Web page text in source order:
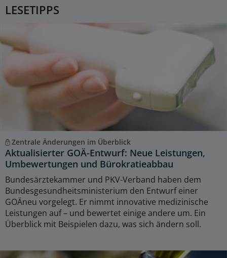
LESETIPPS
Zentrale Änderungen im Überblick
Aktualisierter GOÄ-Entwurf: Neue Leistungen,
Umbewertungen und Bürokratieabbau
Bundesärztekammer und PKV-Verband haben dem
Bundesgesundheitsministerium den Entwurf einer
GOÄneu vorgelegt. Er nimmt innovative medizinische
Leistungen auf – und bewertet einige andere um. Ein
Überblick mit Beispielen dazu, was sich ändern soll.